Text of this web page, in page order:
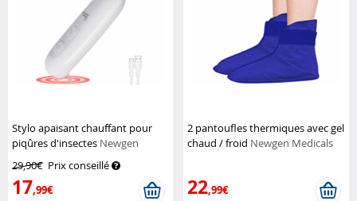
Stylo apaisant chauffant pour
piqûres d'insectes Newgen
29,90€ Prix conseillé
17,99€
2 pantoufles thermiques avec gel
chaud / froid Newgen Medicals
22,99€